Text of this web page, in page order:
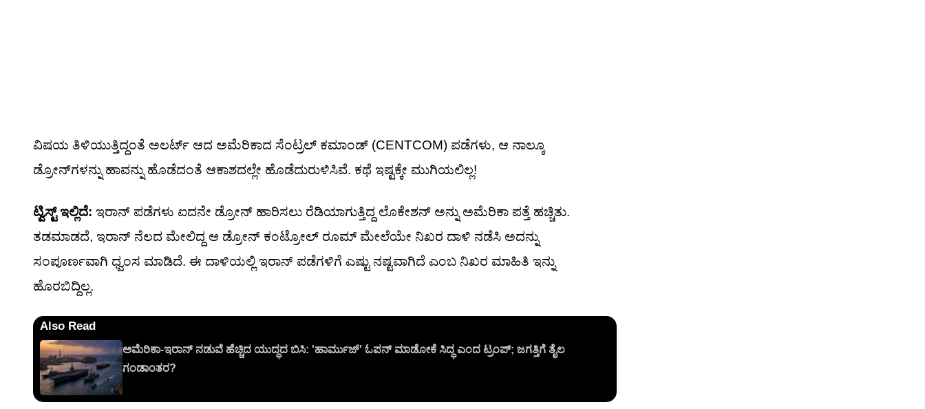
ವಿಷಯ ತಿಳಿಯುತ್ತಿದ್ದಂತೆ ಅಲರ್ಟ್ ಆದ ಅಮೆರಿಕಾದ ಸೆಂಟ್ರಲ್ ಕಮಾಂಡ್ (CENTCOM) ಪಡೆಗಳು, ಆ ನಾಲ್ಕೂ
ಡ್ರೋನ್‌ಗಳನ್ನು ಹಾವನ್ನು ಹೊಡೆದಂತೆ ಆಕಾಶದಲ್ಲೇ ಹೊಡೆದುರುಳಿಸಿವೆ. ಕಥೆ ಇಷ್ಟಕ್ಕೇ ಮುಗಿಯಲಿಲ್ಲ!
ಟ್ವಿಸ್ಟ್ ಇಲ್ಲಿದೆ: ಇರಾನ್ ಪಡೆಗಳು ಐದನೇ ಡ್ರೋನ್ ಹಾರಿಸಲು ರೆಡಿಯಾಗುತ್ತಿದ್ದ ಲೊಕೇಶನ್ ಅನ್ನು ಅಮೆರಿಕಾ ಪತ್ತೆ ಹಚ್ಚಿತು.
ತಡಮಾಡದೆ, ಇರಾನ್ ನೆಲದ ಮೇಲಿದ್ದ ಆ ಡ್ರೋನ್ ಕಂಟ್ರೋಲ್ ರೂಮ್ ಮೇಲೆಯೇ ನಿಖರ ದಾಳಿ ನಡೆಸಿ ಅದನ್ನು
ಸಂಪೂರ್ಣವಾಗಿ ಧ್ವಂಸ ಮಾಡಿದೆ. ಈ ದಾಳಿಯಲ್ಲಿ ಇರಾನ್ ಪಡೆಗಳಿಗೆ ಎಷ್ಟು ನಷ್ಟವಾಗಿದೆ ಎಂಬ ನಿಖರ ಮಾಹಿತಿ ಇನ್ನು
ಹೊರಬಿದ್ದಿಲ್ಲ.
Also Read
ಅಮೆರಿಕಾ-ಇರಾನ್ ನಡುವೆ ಹೆಚ್ಚಿದ ಯುದ್ಧದ ಬಿಸಿ: 'ಹಾರ್ಮುಜ್' ಓಪನ್ ಮಾಡೋಕೆ ಸಿದ್ಧ ಎಂದ ಟ್ರಂಪ್; ಜಗತ್ತಿಗೆ ತೈಲ
ಗಂಡಾಂತರ?